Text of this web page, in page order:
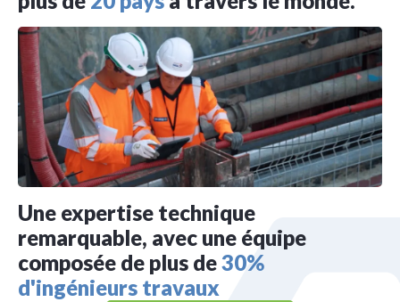
Une expertise technique
remarquable, avec une équipe
composée de plus de30%
d'ingénieurs travaux